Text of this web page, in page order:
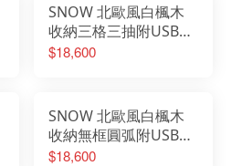
SNOW 北歐風白楓木
收納三格三抽附USB插
座5尺雙人床組
$18,600
SNOW 北歐風白楓木
收納無框圓弧附USB插
座5尺雙人掀床組
$18,600